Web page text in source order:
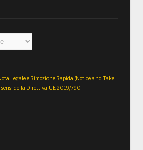
Legale e Rimozione Rapida (Notice and Take
sensi della Direttiva UE 2019/790